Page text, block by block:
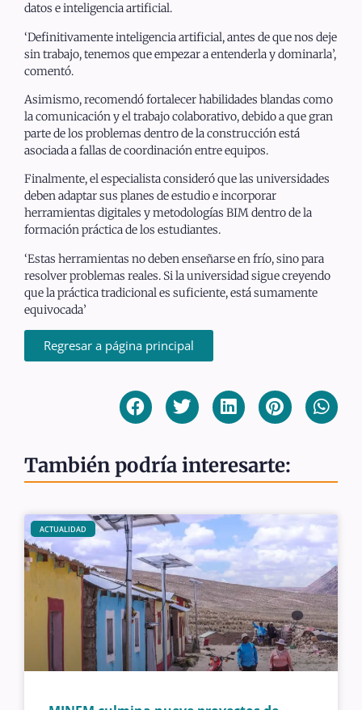
datos e inteligencia artificial.
‘Definitivamente inteligencia artificial, antes de que nos deje
sin trabajo, tenemos que empezar a entenderla y dominarla’,
comentó.
Asimismo, recomendó fortalecer habilidades blandas como
la comunicación y el trabajo colaborativo, debido a que gran
parte de los problemas dentro de la construcción está
asociada a fallas de coordinación entre equipos.
Finalmente, el especialista consideró que las universidades
deben adaptar sus planes de estudio e incorporar
herramientas digitales y metodologías BIM dentro de la
formación práctica de los estudiantes.
‘Estas herramientas no deben enseñarse en frío, sino para
resolver problemas reales. Si la universidad sigue creyendo
que la práctica tradicional es suficiente, está sumamente
equivocada’
Regresar a página principal
También podría interesarte:
ACTUALIDAD